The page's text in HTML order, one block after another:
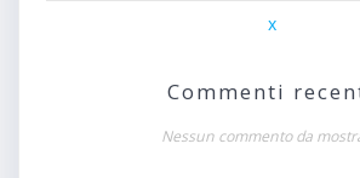
x
Commenti
Nessun commento da